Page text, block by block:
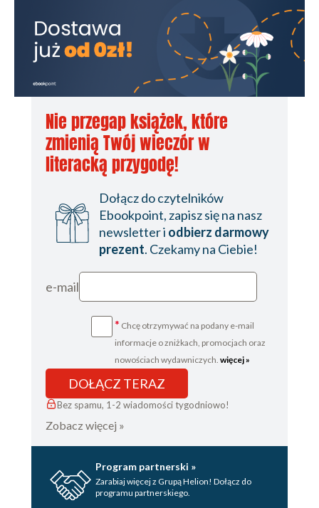
Nie przegap książek, które
zmienią Twój wieczór w
literacką przygodę!
Dołącz do czytelników
Ebookpoint, zapisz się na nasz
newsletter i odbierz darmowy
prezent. Czekamy na Ciebie!
e-mail
* Chcę otrzymywać na podany e-mail
informacje o zniżkach, promocjach oraz
nowościach wydawniczych. więcej »
DOŁĄCZ TERAZ
Bez spamu, 1-2 wiadomości tygodniowo!
Zobacz więcej »
Program partnerski »
Zarabiaj więcej z Grupą Helion! Dołącz do
programu partnerskiego.